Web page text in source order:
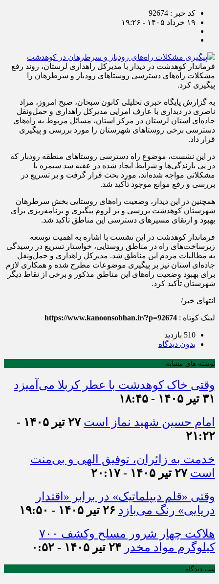
کد خبر : 92674
۱۹ خرداد ۱۴۰۵ - ۱۹:۲۶
فرماندار کوهدشت در دیدار با مدیرکل راهداری لرستان، روند رفع
مشکلات راه‌های دسترسی روستاهای رودبار و سرطرهان را
پیگیری کرد.
به گزارش پایگاه خبری تحلیلی کانون سبحان، صبح امروز، مراد
ناصری در دیداری با عارف امرایی مدیرکل راهداری و حمل‌ونقل
جاده‌ای استان لرستان در مرکز استان، مسائل مربوط به راه‌های
دسترسی برخی روستاهای شهرستان را مورد بررسی و پیگیری
قرار داد.
در این نشست، موضوع راه دسترسی روستاهای منطقه رودبار که
در پی بارندگی‌ها و شرایط ایجاد شده در عقبه سد سیمره با
مشکلاتی مواجه شده‌اند، مورد بحث قرار گرفت و بر تسریع در
بررسی و رفع موانع موجود تأکید شد.
همچنین در این دیدار، وضعیت راه‌های روستایی بخش سرطرهان
شهرستان کوهدشت بررسی و بر لزوم پیگیری و برنامه‌ریزی برای
بهبود و ارتقای مسیرهای دسترسی این مناطق تأکید شد.
فرماندار کوهدشت در این نشست با اشاره به اهمیت توسعه
زیرساخت‌های راه در مناطق روستایی، خواستار تسریع در رسیدگی
به مطالبات مردم این مناطق شد. مدیرکل راهداری و حمل‌ونقل
جاده‌ای استان نیز بر پیگیری موضوعات مطرح شده و همکاری لازم
برای بهبود وضعیت راه‌های این مناطق مذکور و برخی از نقاط دیگر
شهرستان تأکید کرد.
انتهای خبر/
لینک کوتاه : https://www.kanoonsobhan.ir/?p=92674
510 بازدید
بدون دیدگاه
نوشته های مشابه
وقتی خاک کوهدشت با عطر کربلا می‌آمیزد
۳۱ تیر ۱۴۰۵ - ۱۸:۴۵
امام حسین شهید نماز است
۲۷ تیر ۱۴۰۵ -
۲۱:۲۲
خدمت به زائران، توفیق الهی و بی‌منت
است ۲۷ تیر ۱۴۰۵ - ۲۰:۱۷
وقتی «قلم دیپلماتیک» در برابر «اقتدار
دریایی» رنگ می‌بازد ۲۶ تیر ۱۴۰۵ - ۱۹:۵۰
هلاکت چهار شرور مسلح وکشف ۷۰۰
کیلوگرم مواد مخدر ۲۴ تیر ۱۴۰۵ - ۰:۵۲
ثبت دیدگاه